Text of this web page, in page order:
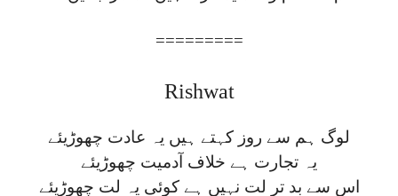
=========
Rishwat
لوگ ہم سے روز کہتے ہیں یہ عادت چھوڑیئے
یہ تجارت ہے خلاف آدمیت چھوڑیئے
اس سے بد تر لت نہیں ہے کوئی یہ لت چھوڑیئے